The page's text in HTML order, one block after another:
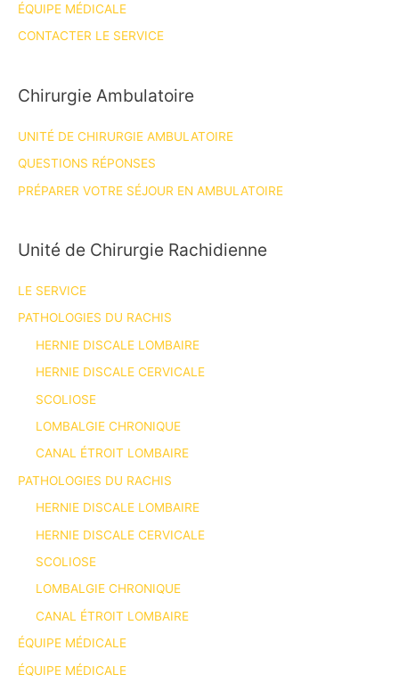
ÉQUIPE MÉDICALE
CONTACTER LE SERVICE
Chirurgie Ambulatoire
UNITÉ DE CHIRURGIE AMBULATOIRE
QUESTIONS RÉPONSES
PRÉPARER VOTRE SÉJOUR EN AMBULATOIRE
Unité de Chirurgie Rachidienne
LE SERVICE
PATHOLOGIES DU RACHIS
HERNIE DISCALE LOMBAIRE
HERNIE DISCALE CERVICALE
SCOLIOSE
LOMBALGIE CHRONIQUE
CANAL ÉTROIT LOMBAIRE
PATHOLOGIES DU RACHIS
HERNIE DISCALE LOMBAIRE
HERNIE DISCALE CERVICALE
SCOLIOSE
LOMBALGIE CHRONIQUE
CANAL ÉTROIT LOMBAIRE
ÉQUIPE MÉDICALE
ÉQUIPE MÉDICALE